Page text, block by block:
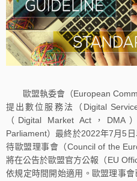
歐盟執委會（European
提出數位服務法（Digital
（Digital Market Act，
Parliament）最終於2022年7月5
待歐盟理事會（Council of the
將在公告於歐盟官方公報（EU
依規定時間開始適用。歐盟理事